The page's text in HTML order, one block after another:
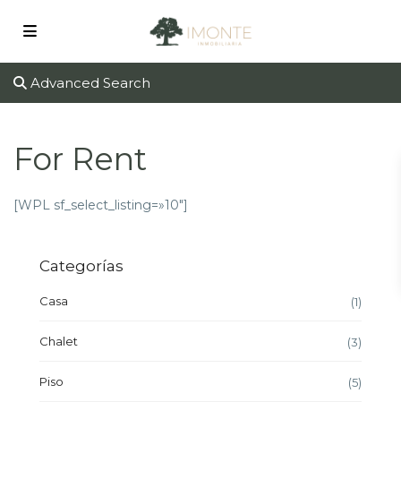
Advanced Search
For Rent
[WPL sf_select_listing=»10″]
Categorías
Casa (1)
Chalet (3)
Piso (5)